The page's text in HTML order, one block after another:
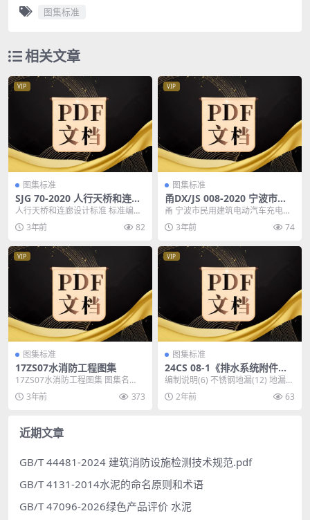
图集标准
相关文章
VIP
图集标准
SJG 70-2020 人行天桥和连廊
设计标准
人行天桥和连廊设计标准 标准编
号：SJG 70-2020 资源类别：深圳
市工程建...
3年前 82
VIP
图集标准
甬DX/JS 008-2020 宁波市民
用建筑电动汽车充电设施和充
电设备技术规定
甬 宁波市民用建筑电动汽车充电设
施和充电设备技术规定 标准编号：
甬DX/JS 0...
3年前 74
VIP
图集标准
17ZS07水消防工程图集
17ZS07水消防工程图集 图集名
称：17ZS07 水消防工程 图集编
号：17Z...
3年前 373
VIP
图集标准
24CS 08-1《排水系统附件选
用与安装(一) KY不锈钢地漏、
排水沟及盖板系列》
编制说明(6) 不锈钢地漏(12) 地漏选
用表(12) 奔腾系列地漏构造图(13...
2年前 63
近期文章
GB/T 44481-2024 建筑消防设施检测技术规范.pdf
GB/T 4131-2014水泥的命名原则和术语
GB/T 47096-2026绿色产品评价 水泥